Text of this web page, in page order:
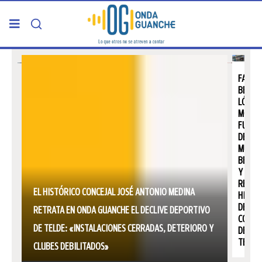
PORTADA
5ª COLUMNA
CARTAS DEL DIRECTOR
EL HISTÓRICO CONCEJAL JOSÉ ANTONIO MEDINA
RETRATA EN ONDA GUANCHE EL DECLIVE DEPORTIVO
DE TELDE: «INSTALACIONES CERRADAS, DETERIORO Y
CLUBES DEBILITADOS»
LÓPEZ
DE
Y
DEL
DE
TELDE